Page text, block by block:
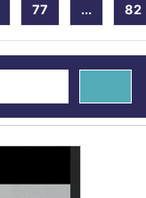
77 ... 82